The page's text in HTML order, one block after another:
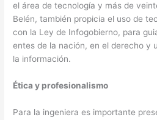
el área de tecnología y más de
Belén, también propicia el uso de
con la Ley de Infogobierno, para
entes de la nación, en el derecho y
la información.
Ética y profesionalismo
Para la ingeniera es importante